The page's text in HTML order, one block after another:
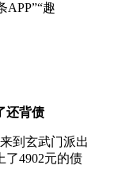
APP”“趣
还背债
到玄武门派出
了4902元的债